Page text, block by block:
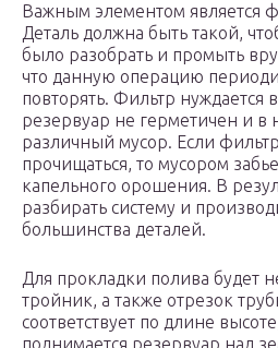
Важным элементом является
Деталь должна быть такой,
было разобрать и промыть
что данную операцию
повторять. Фильтр нуждается
резервуар не герметичен и в
различный мусор. Если
прочищаться, то мусором
капельного орошения. В
разбирать систему и
большинства деталей.
Для прокладки полива будет
тройник, а также отрезок
соответствует по длине
поднимается резервуар над